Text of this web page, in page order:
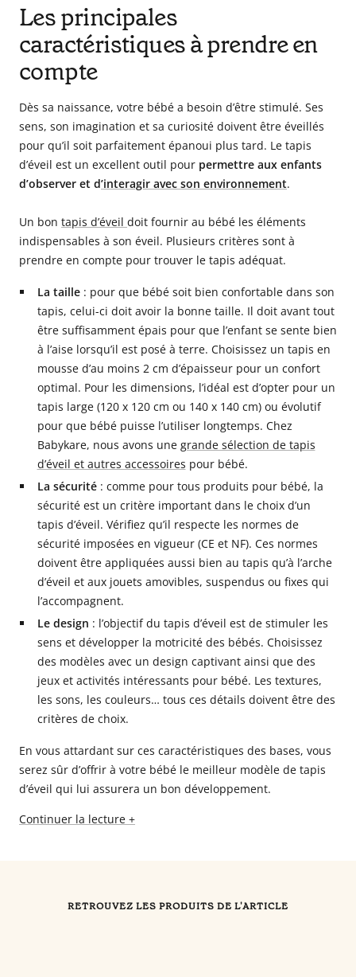
Les principales
caractéristiques à prendre en
compte
Dès sa naissance, votre bébé a besoin d’être stimulé. Ses
sens, son imagination et sa curiosité doivent être éveillés
pour qu’il soit parfaitement épanoui plus tard. Le tapis
d’éveil est un excellent outil pour permettre aux enfants
d’observer et d’interagir avec son environnement.
Un bon tapis d’éveil doit fournir au bébé les éléments
indispensables à son éveil. Plusieurs critères sont à
prendre en compte pour trouver le tapis adéquat.
La taille : pour que bébé soit bien confortable dans son
tapis, celui-ci doit avoir la bonne taille. Il doit avant tout
être suffisamment épais pour que l’enfant se sente bien
à l’aise lorsqu’il est posé à terre. Choisissez un tapis en
mousse d’au moins 2 cm d’épaisseur pour un confort
optimal. Pour les dimensions, l’idéal est d’opter pour un
tapis large (120 x 120 cm ou 140 x 140 cm) ou évolutif
pour que bébé puisse l’utiliser longtemps. Chez
Babykare, nous avons une grande sélection de tapis
d’éveil et autres accessoires pour bébé.
La sécurité: comme pour tous produits pour bébé, la
sécurité est un critère important dans le choix d’un
tapis d’éveil. Vérifiez qu’il respecte les normes de
sécurité imposées en vigueur (CE et NF). Ces normes
doivent être appliquées aussi bien au tapis qu’à l’arche
d’éveil et aux jouets amovibles, suspendus ou fixes qui
l’accompagnent.
Le design : l’objectif du tapis d’éveil est de stimuler les
sens et développer la motricité des bébés. Choisissez
des modèles avec un design captivant ainsi que des
jeux et activités intéressants pour bébé. Les textures,
les sons, les couleurs… tous ces détails doivent être des
critères de choix.
En vous attardant sur ces caractéristiques des bases, vous
serez sûr d’offrir à votre bébé le meilleur modèle de tapis
d’éveil qui lui assurera un bon développement.
Continuer la lecture +
RETROUVEZ LES PRODUITS DE L'ARTICLE